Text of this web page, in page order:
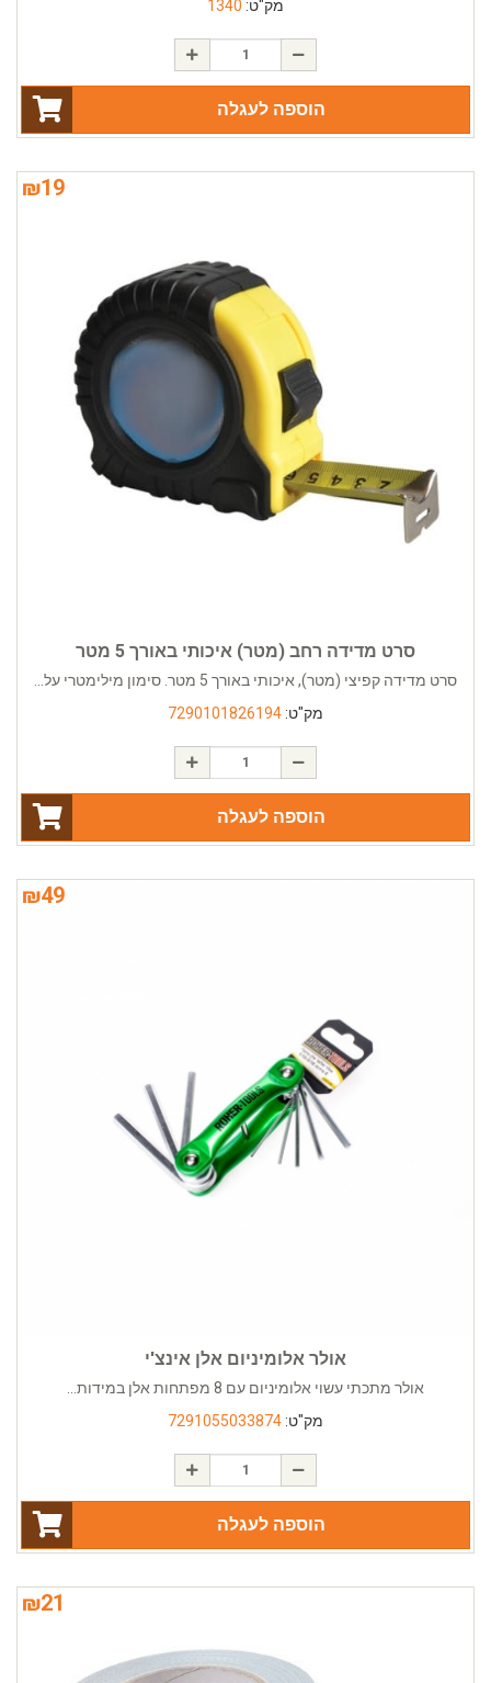
מק"ט: 1340
הוספה לעגלה
₪19
סרט מדידה רחב (מטר) איכותי באורך 5 מטר
סרט מדידה קפיצי (מטר), איכותי באורך 5 מטר. סימון מילימטרי על...
מק"ט: 7290101826194
הוספה לעגלה
₪49
אולר אלומיניום אלן אינצ'י
אולר מתכתי עשוי אלומיניום עם 8 מפתחות אלן במידות...
מק"ט: 7291055033874
הוספה לעגלה
₪21